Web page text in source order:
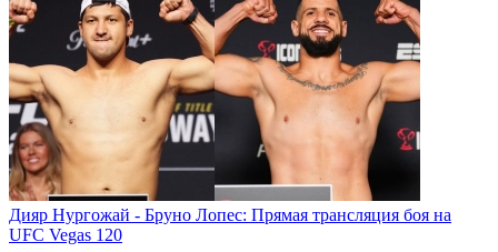
Дияр Нургожай - Бруно Лопес: Прямая трансляция боя на
UFC Vegas 120